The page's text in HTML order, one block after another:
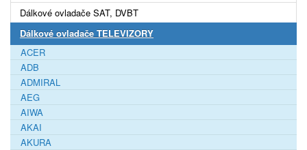
Dálkové ovladače SAT, DVBT
Dálkové ovladače TELEVIZORY
ACER
ADB
ADMIRAL
AEG
AIWA
AKAI
AKURA